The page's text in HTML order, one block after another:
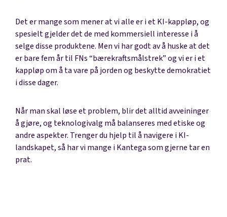
Det er mange som mener at vi alle er i et KI-kappløp, og
spesielt gjelder det de med kommersiell interesse i å
selge disse produktene. Men vi har godt av å huske at det
er bare fem år til FNs “bærekraftsmålstrek” og vi er i et
kappløp om å ta vare på jorden og beskytte demokratiet
i disse dager.
Når man skal løse et problem, blir det alltid avveininger
å gjøre, og teknologivalg må balanseres med etiske og
andre aspekter. Trenger du hjelp til å navigere i KI-
landskapet, så har vi mange i Kantega som gjerne tar en
prat.